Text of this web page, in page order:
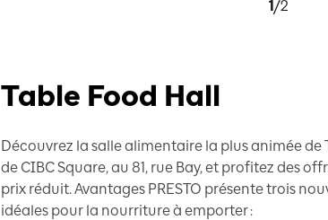
1/2
Table Food Hall
Découvrez la salle alimentaire la plus animée
de CIBC Square, au 81, rue Bay, et profitez des
prix réduit. Avantages PRESTO présente trois
idéales pour la nourriture à emporter :